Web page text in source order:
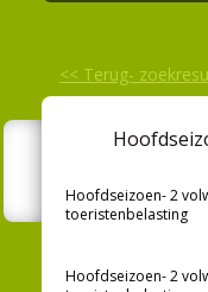
<< Terug-
Hoofdseizoen- 2
toeristenbelasting
Hoofdseizoen- 2